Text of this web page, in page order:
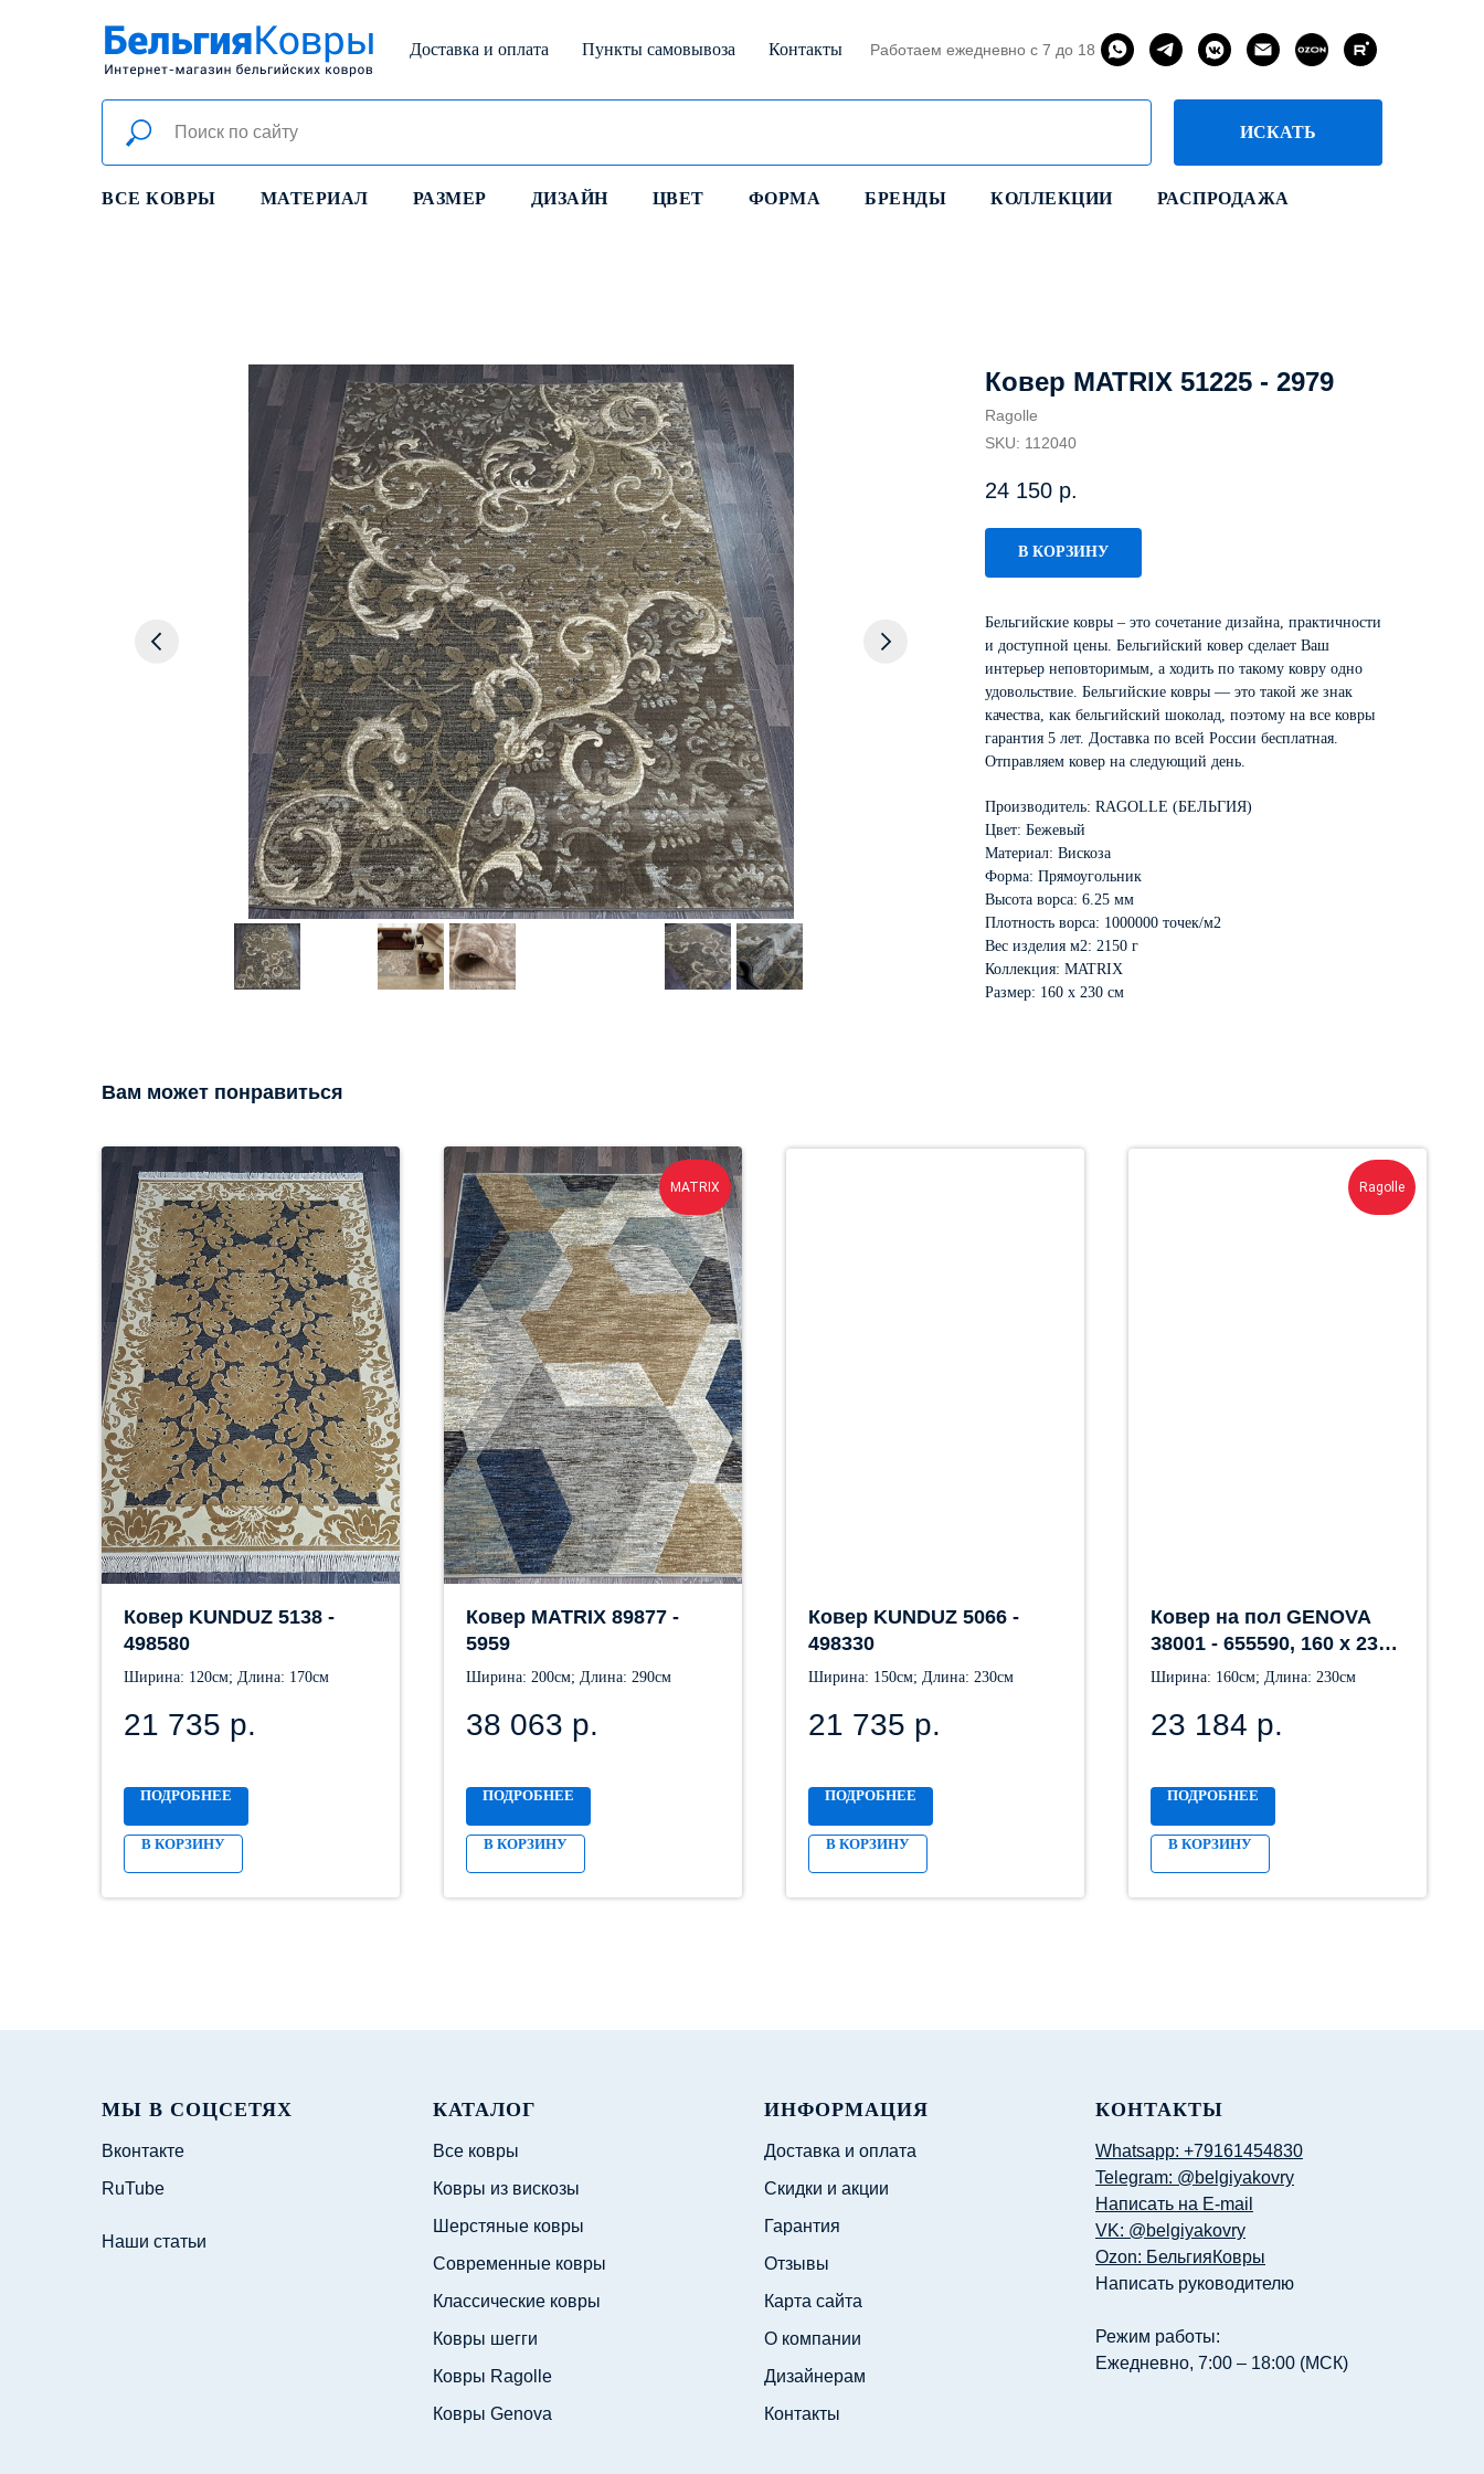
Доставка и оплата Пункты самовывоза Контакты Работаем ежедневно с 7 до 18
ИСКАТЬ
ВСЕ КОВРЫ МАТЕРИАЛ РАЗМЕР ДИЗАЙН ЦВЕТ ФОРМА БРЕНДЫ КОЛЛЕКЦИИ РАСПРОДАЖА
Ковер MATRIX 51225 - 2979
Ragolle
SKU: 112040
24 150 р.
В КОРЗИНУ
Бельгийские ковры – это сочетание дизайна, практичности
и доступной цены. Бельгийский ковер сделает Ваш
интерьер неповторимым, а ходить по такому ковру одно
удовольствие. Бельгийские ковры — это такой же знак
качества, как бельгийский шоколад, поэтому на все ковры
гарантия 5 лет. Доставка по всей России бесплатная.
Отправляем ковер на следующий день.
Производитель: RAGOLLE (БЕЛЬГИЯ)
Цвет: Бежевый
Материал: Вискоза
Форма: Прямоугольник
Высота ворса: 6.25 мм
Плотность ворса: 1000000 точек/м2
Вес изделия м2: 2150 г
Коллекция: MATRIX
Размер: 160 х 230 см
Вам может понравиться
Ковер KUNDUZ 5138 -
498580
Ширина: 120см; Длина: 170см
21 735 р.
ПОДРОБНЕЕ
В КОРЗИНУ
MATRIX
Ковер MATRIX 89877 -
5959
Ширина: 200см; Длина: 290см
38 063 р.
ПОДРОБНЕЕ
В КОРЗИНУ
Ковер KUNDUZ 5066 -
498330
Ширина: 150см; Длина: 230см
21 735 р.
ПОДРОБНЕЕ
В КОРЗИНУ
Ragolle
Ковер на пол GENOVA
38001 - 655590, 160 х 230
см
Ширина: 160см; Длина: 230см
23 184 р.
ПОДРОБНЕЕ
В КОРЗИНУ
МЫ В СОЦСЕТЯХ
Вконтакте
RuTube
Наши статьи
КАТАЛОГ
Все ковры
Ковры из вискозы
Шерстяные ковры
Современные ковры
Классические ковры
Ковры шегги
Ковры Ragolle
Ковры Genova
ИНФОРМАЦИЯ
Доставка и оплата
Скидки и акции
Гарантия
Отзывы
Карта сайта
О компании
Дизайнерам
Контакты
КОНТАКТЫ
Whatsapp: +79161454830
Telegram: @belgiyakovry
Написать на E-mail
VK: @belgiyakovry
Ozon: БельгияКовры
Написать руководителю
Режим работы:
Ежедневно, 7:00 – 18:00 (МСК)